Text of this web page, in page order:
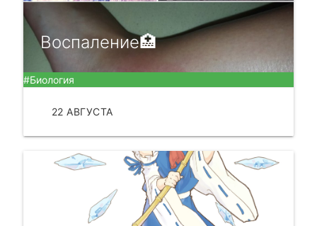
Воспаление🏥
#Биология
22 АВГУСТА